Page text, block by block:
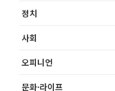
정치
사회
오피니언
문화·라이프